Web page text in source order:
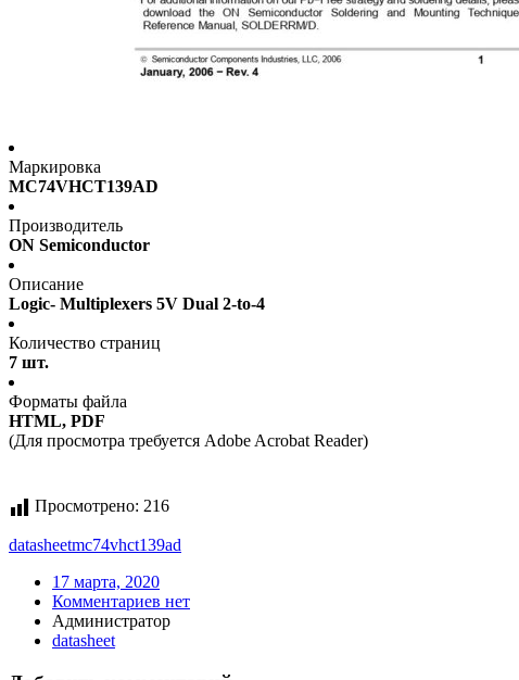
Маркировка
MC74VHCT139AD
Производитель
ON Semiconductor
Описание
Logic- Multiplexers 5V Dual 2-to-4
Количество страниц
7 шт.
Форматы файла
HTML, PDF
(Для просмотра требуется Adobe Acrobat Reader)
Просмотрено: 216
datasheetmc74vhct139ad
17 марта, 2020
Комментариев нет
Администратор
datasheet